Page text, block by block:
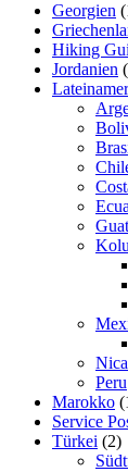
Georgien
Hiking
Jordanien
Peru
Marokko
Service
Türkei (2)